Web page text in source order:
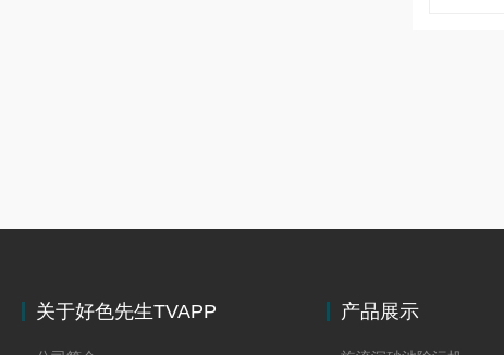
关于好色先生TVAPP
产品展示